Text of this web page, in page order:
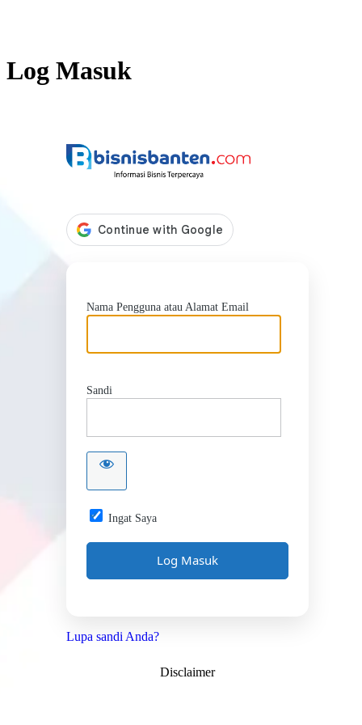
Log Masuk
Nama Pengguna atau Alamat Email
Sandi
Ingat Saya
Lupa sandi Anda?
Disclaimer